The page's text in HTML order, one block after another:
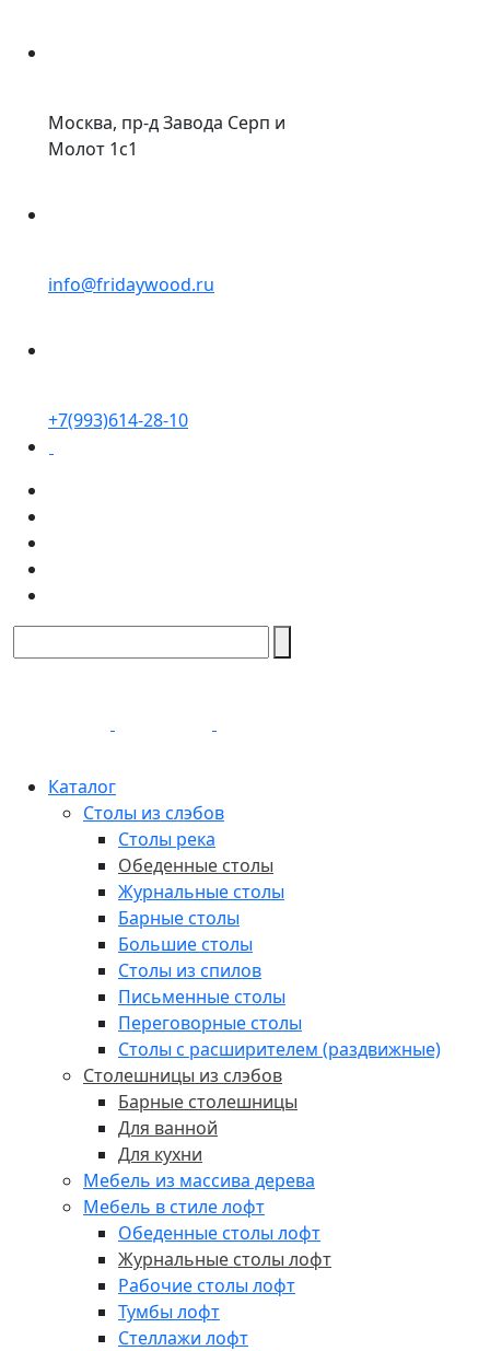
Москва, пр-д Завода Серп и
Молот 1с1
info@fridaywood.ru
+7(993)614-28-10
Каталог
Столы из слэбов
Столы река
Обеденные столы
Журнальные столы
Барные столы
Большие столы
Столы из спилов
Письменные столы
Переговорные столы
Столы с расширителем (раздвижные)
Столешницы из слэбов
Барные столешницы
Для ванной
Для кухни
Мебель из массива дерева
Мебель в стиле лофт
Обеденные столы лофт
Журнальные столы лофт
Рабочие столы лофт
Тумбы лофт
Стеллажи лофт